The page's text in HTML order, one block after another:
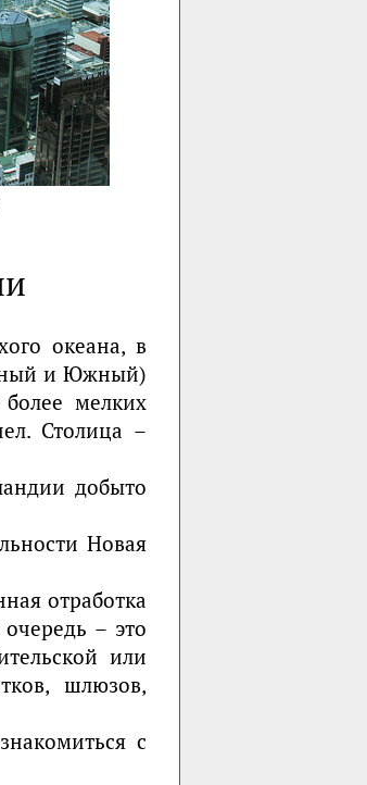
океана, в
и Южный)
мелких
Столица –
добыто
Новая
отработка
– это
или
шлюзов,
с